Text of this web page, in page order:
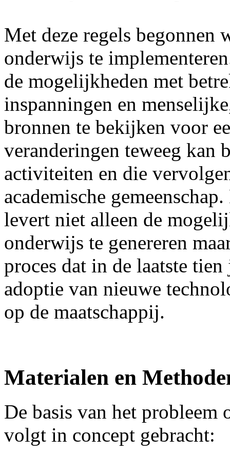
Met deze regels begonnen
onderwijs te
de mogelijkheden met
inspanningen en
bronnen te bekijken voor
veranderingen teweeg kan
activiteiten en die
academische
levert niet alleen de
onderwijs te genereren
proces dat in de laatste
adoptie van nieuwe
op de maatschappij.
Materialen en
De basis van het
volgt in concept gebracht: